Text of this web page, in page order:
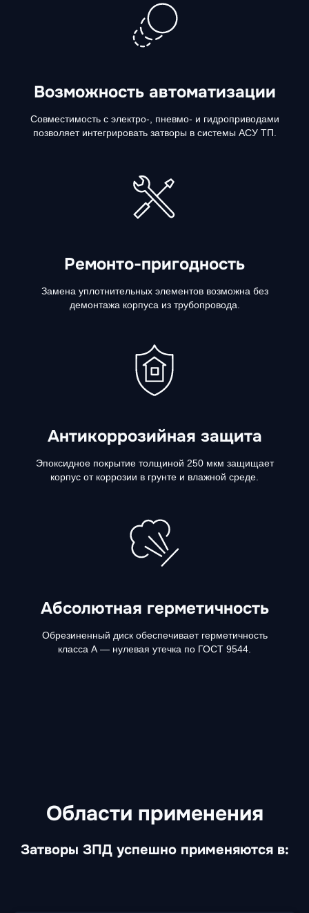
Возможность автоматизации
Совместимость с электро-, пневмо- и гидроприводами
позволяет интегрировать затворы в системы АСУ ТП.
Ремонто-пригодность
Замена уплотнительных элементов возможна без
демонтажа корпуса из трубопровода.
Антикоррозийная защита
Эпоксидное покрытие толщиной 250 мкм защищает
корпус от коррозии в грунте и влажной среде.
Абсолютная герметичность
Обрезиненный диск обеспечивает герметичность
класса А — нулевая утечка по ГОСТ 9544.
Области применения
Затворы ЗПД успешно применяются в: